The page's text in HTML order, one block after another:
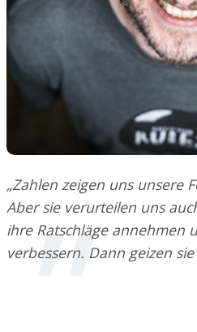
„Zahlen zeigen uns unsere
Aber sie verurteilen uns
ihre Ratschläge annehmen
verbessern. Dann geizen